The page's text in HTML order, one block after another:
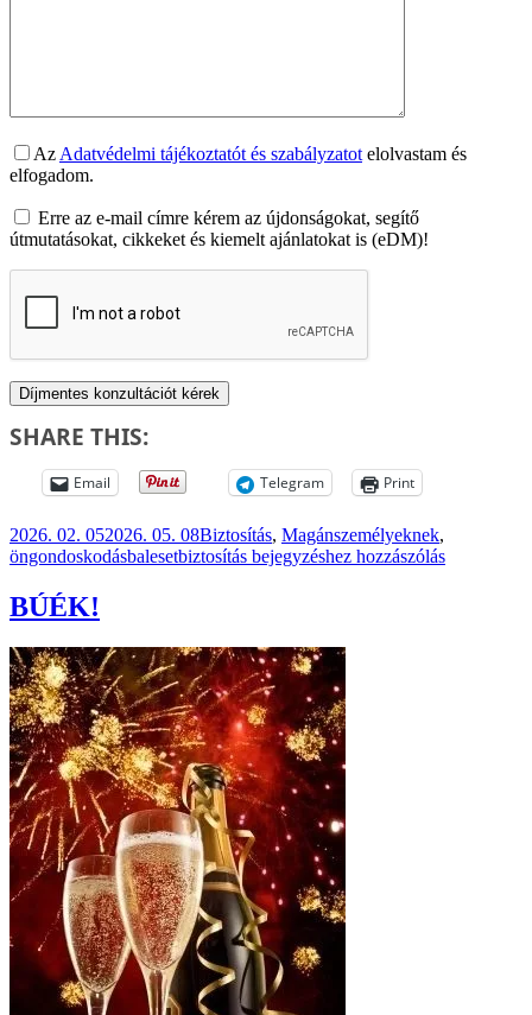
Az Adatvédelmi tájékoztatót és szabályzatot elolvastam és
elfogadom.
Erre az e-mail címre kérem az újdonságokat, segítő
útmutatásokat, cikkeket és kiemelt ajánlatokat is (eDM)!
SHARE THIS:
Email Telegram Print
Közzétéve
2026. 02. 052026. 05. 08Kategória
Biztosítás, Magánszemélyeknek,
öngondoskodásCímke
balesetbiztosításBalesetbiztosítás:
bejegyzéshez hozzászólás
BÚÉK!